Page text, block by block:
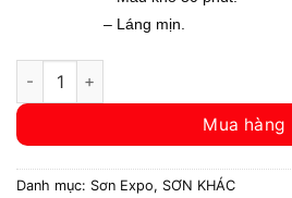
– Láng mịn.
SƠN NỘI THẤT EXPO EASY FOR
Mua hàng
Danh mục: Sơn Expo, SƠN KHÁC